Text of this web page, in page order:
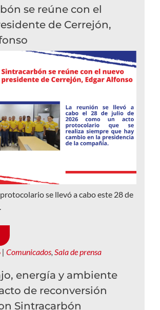
se reúne con el
de Cerrejón,
se llevó a cabo este 28 de
| Comunicados, Sala de prensa
energía y ambiente
de reconversión
Sintracarbón